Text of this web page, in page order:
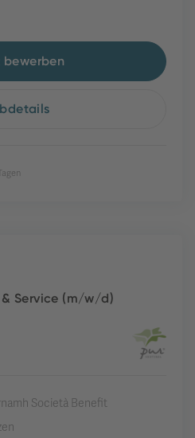
Service (m/w/d)
Società Benefit